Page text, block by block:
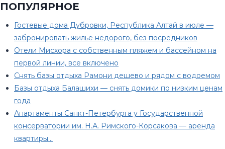
ПОПУЛЯРНОЕ
Гостевые дома Дубровки, Республика Алтай в июле —
забронировать жилье недорого, без посредников
Отели Мисхора с собственным пляжем и бассейном на
первой линии, все включено
Снять базы отдыха Рамони дешево и рядом с водоемом
Базы отдыха Балашихи — снять домики по низким ценам
года
Апартаменты Санкт-Петербурга у Государственной
консерватории им. Н.А. Римского-Корсакова — аренда
квартиры…